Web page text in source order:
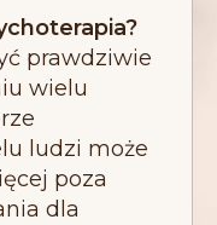
prawdziwie
wielu
ludzi może
poza
dla